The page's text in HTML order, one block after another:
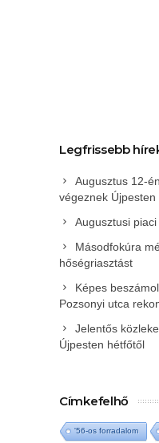
Legfrissebb
Augusztus 12-
végeznek Újpesten
Augusztusi
Másodfokúra
hőségriasztást
Képes
Pozsonyi utca
Jelentős
Újpesten hétfőtől
Címkefelhő
'56-os forradalom